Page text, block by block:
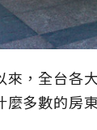
來，全台各
麼多數的房